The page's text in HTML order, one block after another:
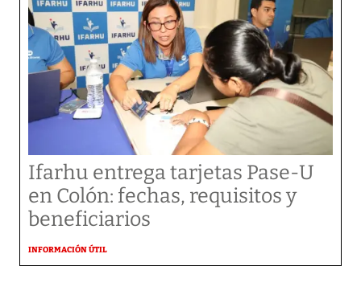
Ifarhu entrega tarjetas Pase-U
en Colón: fechas, requisitos y
beneficiarios
INFORMACIÓN ÚTIL